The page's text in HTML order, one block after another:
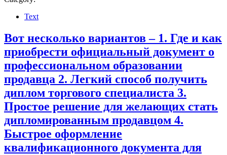
Text
Вот несколько вариантов – 1. Где и как
приобрести официальный документ о
профессиональном образовании
продавца 2. Легкий способ получить
диплом торгового специалиста 3.
Простое решение для желающих стать
дипломированным продавцом 4.
Быстрое оформление
квалификационного документа для